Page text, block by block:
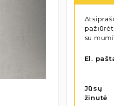
su
El.
Jūsų
žinutė